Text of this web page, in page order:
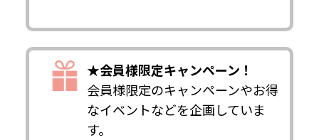
★会員様限定キャンペーン！
会員様限定のキャンペーンやお得
なイベントなどを企画していま
す。